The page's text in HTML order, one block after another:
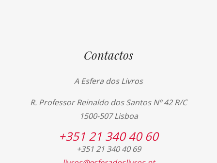
Contactos
A Esfera dos Livros
R. Professor Reinaldo dos Santos Nº 42 R/C
1500-507 Lisboa
+351 21 340 40 60
+351 21 340 40 69